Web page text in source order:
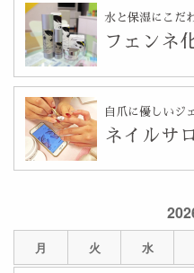
月 火 水
水と保湿にこだ
フェンネ
自爪に優しいジ
ネイルサ